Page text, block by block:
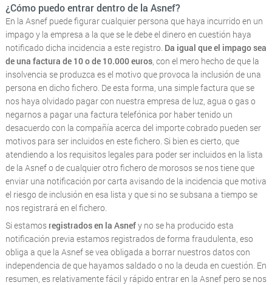
¿Cómo puedo entrar dentro de la Asnef?
En la Asnef puede figurar cualquier persona que haya incurrido en un
impago y la empresa a la que se le debe el dinero en cuestión haya
notificado dicha incidencia a este registro. Da igual que el impago sea
de una factura de 10 o de 10.000 euros, con el mero hecho de que la
insolvencia se produzca es el motivo que provoca la inclusión de una
persona en dicho fichero. De esta forma, una simple factura que se
nos haya olvidado pagar con nuestra empresa de luz, agua o gas o
negarnos a pagar una factura telefónica por haber tenido un
desacuerdo con la compañía acerca del importe cobrado pueden ser
motivos para ser incluidos en este fichero. Si bien es cierto, que
atendiendo a los requisitos legales para poder ser incluidos en la lista
de la Asnef o de cualquier otro fichero de morosos se nos tiene que
enviar una notificación por carta avisando de la incidencia que motiva
el riesgo de inclusión en esa lista y que si no se subsana a tiempo se
nos registrará en el fichero.
Si estamos registrados en la Asnefy no se ha producido esta
notificación previa estamos registrados de forma fraudulenta, eso
obliga a que la Asnef se vea obligada a borrar nuestros datos con
independencia de que hayamos saldado o no la deuda en cuestión. En
resumen, es relativamente fácil y rápido entrar en la Asnef pero se nos